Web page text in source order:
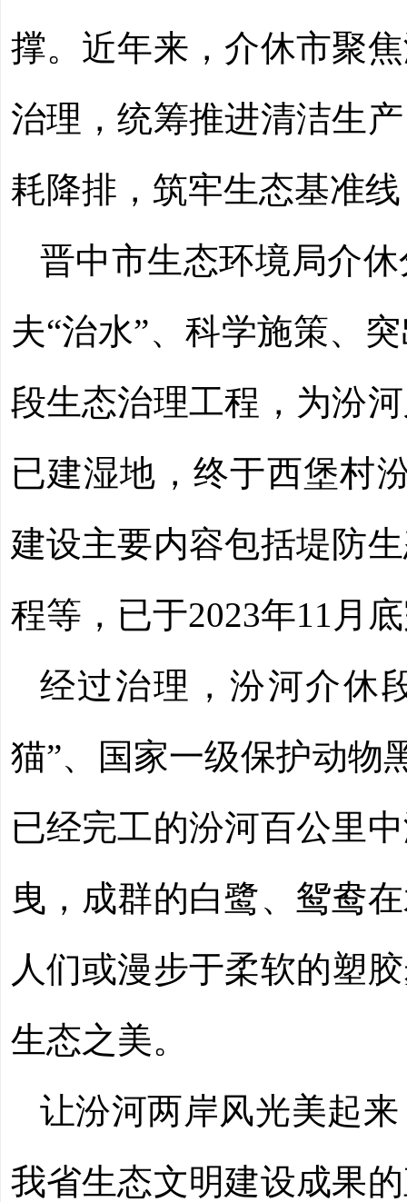
撑。近年来，介休市聚
治理，统筹推进清洁生
耗降排，筑牢生态基准
晋中市生态环境局介
夫“治水”、科学施策、
段生态治理工程，为汾
已建湿地，终于西堡村
建设主要内容包括堤防
程等，已于2023年11月
经过治理，汾河介休
猫”、国家一级保护动物
已经完工的汾河百公里
曳，成群的白鹭、鸳鸯
人们或漫步于柔软的塑
生态之美。
让汾河两岸风光美起
我省生态文明建设成果